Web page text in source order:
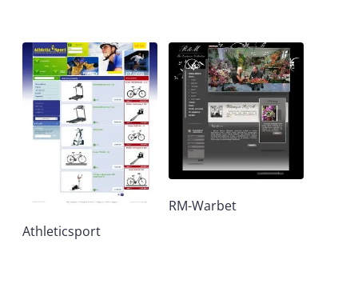
Athleticsport
RM-Warbet